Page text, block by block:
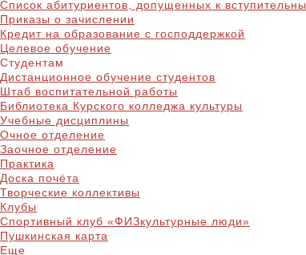
Список абитуриентов, допущенных к
Приказы о зачислении
Кредит на образование с господдержкой
Целевое обучение
Студентам
Дистанционное обучение студентов
Штаб воспитательной работы
Библиотека Курского колледжа культуры
Учебные дисциплины
Очное отделение
Заочное отделение
Практика
Доска почёта
Творческие коллективы
Клубы
Спортивный клуб «ФИЗкультурные люди»
Пушкинская карта
Еще